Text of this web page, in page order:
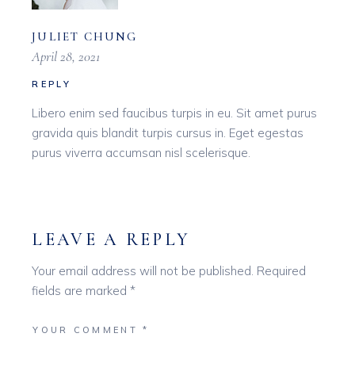
JULIET CHUNG
April 28, 2021
REPLY
Libero enim sed faucibus turpis in eu. Sit amet purus
gravida quis blandit turpis cursus in. Eget egestas
purus viverra accumsan nisl scelerisque.
LEAVE A REPLY
Your email address will not be published. Required
fields are marked*